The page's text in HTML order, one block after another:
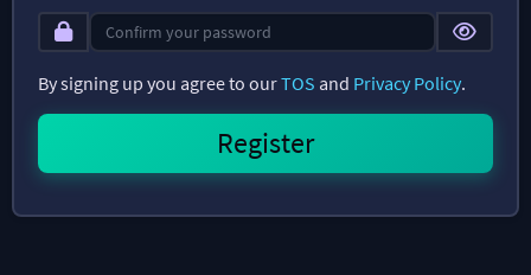
By signing up you agree to ourTOS and Privacy Policy.